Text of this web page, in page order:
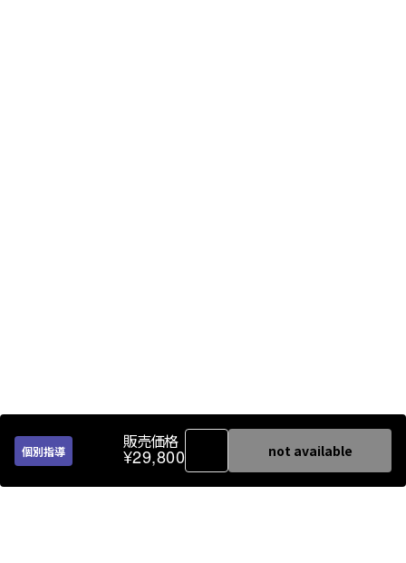
個別指導 販売価格
¥29,800 not available